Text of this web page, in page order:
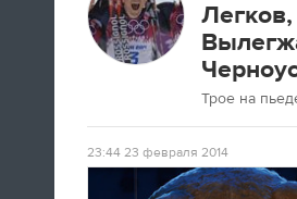
А если вы устали от
последние недели, то вот
текст
неспортивные итоги
Третьяк сказал, что Олега
сборной России не будет.
Легков,
Трое на
23:4423 февраля 2014